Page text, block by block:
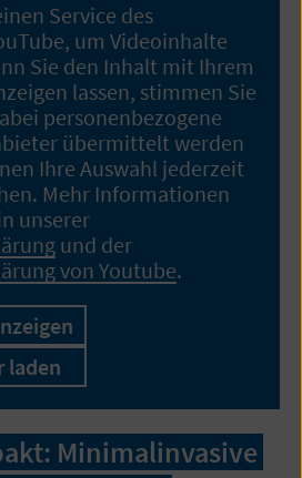
Service des
um Videoinhalte
Sie den Inhalt mit Ihrem
lassen, stimmen Sie
personenbezogene
übermittelt werden
Ihre Auswahl jederzeit
Mehr Informationen
unserer
und der
von Youtube.
laden
Minimalinvasive